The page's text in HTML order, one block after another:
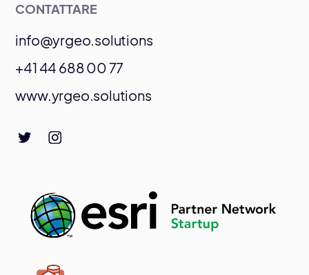
CONTATTARE
info@yrgeo.solutions
+41 44 688 00 77
www.yrgeo.solutions